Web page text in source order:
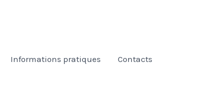
Informations pratiques Contacts